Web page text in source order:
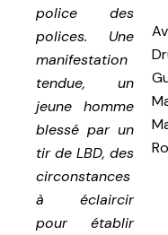
police des
polices. Une
manifestation
tendue, un
jeune homme
blessé par un
tir de LBD, des
circonstances
à éclaircir
pour établir